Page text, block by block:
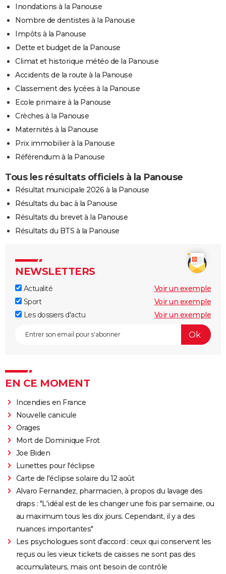
Inondations à la Panouse
Nombre de dentistes à la Panouse
Impôts à la Panouse
Dette et budget de la Panouse
Climat et historique météo de la Panouse
Accidents de la route à la Panouse
Classement des lycées à la Panouse
Ecole primaire à la Panouse
Crèches à la Panouse
Maternités à la Panouse
Prix immobilier à la Panouse
Référendum à la Panouse
Tous les résultats officiels à la Panouse
Résultat municipale 2026 à la Panouse
Résultats du bac à la Panouse
Résultats du brevet à la Panouse
Résultats du BTS à la Panouse
NEWSLETTERS
Actualité
Voir un exemple
Sport
Voir un exemple
Les dossiers d'actu
Voir un exemple
EN CE MOMENT
Incendies en France
Nouvelle canicule
Orages
Mort de Dominique Frot
Joe Biden
Lunettes pour l'éclipse
Carte de l'éclipse solaire du 12 août
Alvaro Fernandez, pharmacien, à propos du lavage des
draps : "L'idéal est de les changer une fois par semaine, ou
au maximum tous les dix jours. Cependant, il y a des
nuances importantes"
Les psychologues sont d'accord : ceux qui conservent les
reçus ou les vieux tickets de caisses ne sont pas des
accumulateurs, mais ont besoin de contrôle